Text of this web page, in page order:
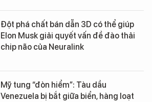
Đột phá chất bán dẫn 3D có thể giúp
Elon Musk giải quyết vấn đề đào thải
chip não của Neuralink
Mỹ tung “đòn hiểm”: Tàu dầu
Venezuela bị bắt giữa biển, hàng loạt